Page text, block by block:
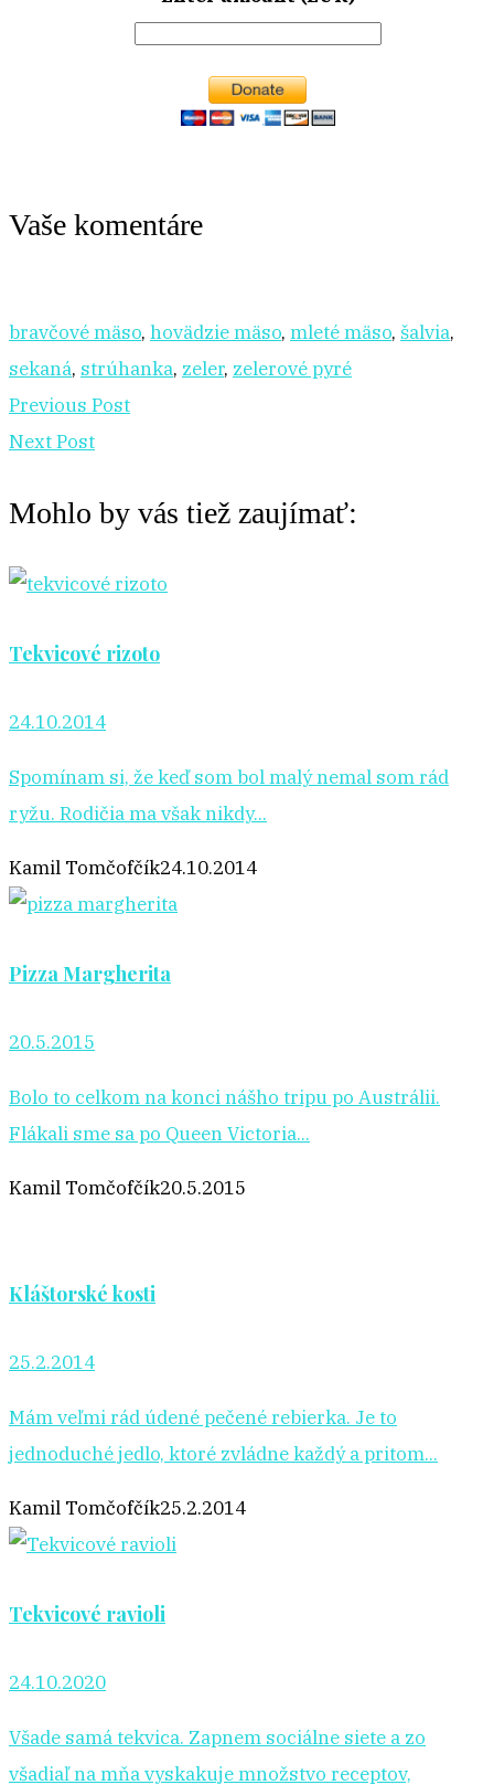
Vaše komentáre
bravčové mäso, hovädzie mäso, mleté mäso, šalvia,
sekaná, strúhanka, zeler, zelerové pyré
Previous Post
Next Post
Mohlo by vás tiež zaujímať:
Tekvicové rizoto
24.10.2014
Spomínam si, že keď som bol malý nemal som rád
ryžu. Rodičia ma však nikdy...
Kamil Tomčofčík24.10.2014
Pizza Margherita
20.5.2015
Bolo to celkom na konci nášho tripu po Austrálii.
Flákali sme sa po Queen Victoria...
Kamil Tomčofčík20.5.2015
Kláštorské kosti
25.2.2014
Mám veľmi rád údené pečené rebierka. Je to
jednoduché jedlo, ktoré zvládne každý a pritom...
Kamil Tomčofčík25.2.2014
Tekvicové ravioli
24.10.2020
Všade samá tekvica. Zapnem sociálne siete a zo
všadiaľ na mňa vyskakuje množstvo receptov,